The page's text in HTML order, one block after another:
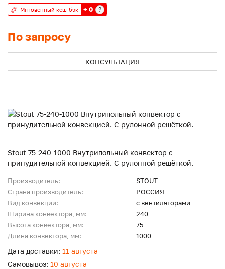
По запросу
Мгновенный кеш-бэк + 0 ?
КОНСУЛЬТАЦИЯ
Stout 75-240-1000 Внутрипольный конвектор с
принудительной конвекцией. С рулонной решёткой.
Производитель:
STOUT
Страна производитель:
РОССИЯ
Вид конвекции:
с вентиляторами
Ширина конвектора, мм:
240
Высота конвектора, мм:
75
Длина конвектора, мм:
1000
Дата доставки: 11 августа
Самовывоз: 10 августа